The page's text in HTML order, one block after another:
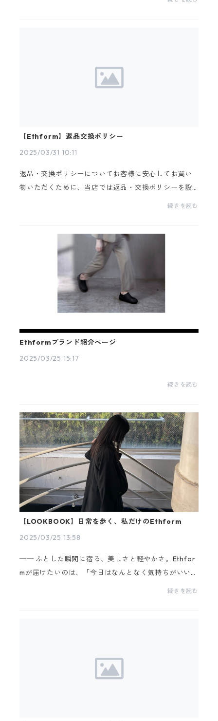
【Ethform】返品交換ポリシー
2025/03/31 10:11
返品・交換ポリシーについてお客様に安心してお買い
物いただくために、当店では返品・交換ポリシーを設
けております。ご購入前に、以下の内容をご確認くだ
続きを読む
Ethformブランド紹介ページ
2025/03/25 15:17
続きを読む
【LOOKBOOK】日常を歩く、私だけのEthform
2025/03/25 13:58
── ふとした瞬間に宿る、美しさと軽やかさ。Ethfor
mが届けたいのは、「今日はなんとなく気持ちがいい」
と思える、ささやかな余白です。履くたびに、自分ら
続きを読む